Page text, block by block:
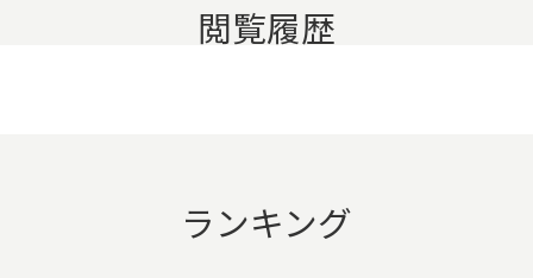
閲覧履歴
ランキング